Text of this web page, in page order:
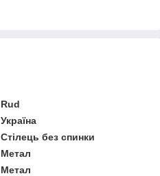
Rud
Україна
Стілець без спинки
Метал
Метал